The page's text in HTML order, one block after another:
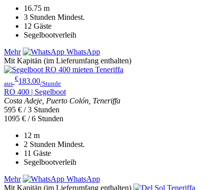
16.75 m
3 Stunden Mindest.
12 Gäste
Segelbootverleih
Mehr
WhatsApp
Mit Kapitän (im Lieferumfang enthalten)
aus
€183.00/Stunde
RO 400 | Segelboot
Costa Adeje, Puerto Colón, Teneriffa
595 € / 3 Stunden
1095 € / 6 Stunden
12 m
2 Stunden Mindest.
11 Gäste
Segelbootverleih
Mehr
WhatsApp
Mit Kapitän (im Lieferumfang enthalten)